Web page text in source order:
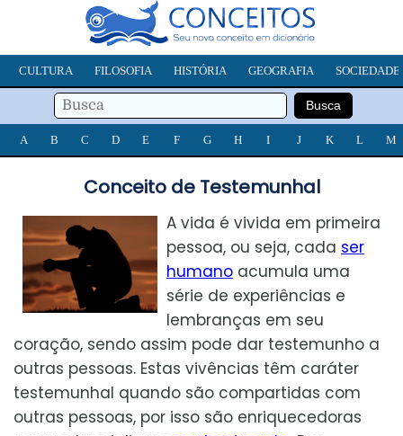
CULTURA FILOSOFIA HISTÓRIA GEOGRAFIA SOCIEDADE
A B C D E F G H I J K L M
Conceito de Testemunhal
A vida é vivida em primeira
pessoa, ou seja, cada ser
humano acumula uma
série de experiências e
lembranças em seu
coração, sendo assim pode dar testemunho a
outras pessoas. Estas vivências têm caráter
testemunhal quando são compartidas com
outras pessoas, por isso são enriquecedoras